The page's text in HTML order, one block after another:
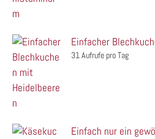
Einfacher
31 Aufrufe pro Tag
Einfach nur ein